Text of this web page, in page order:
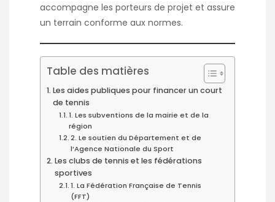
accompagne les porteurs de projet et assure
un terrain conforme aux normes.
Table des matières
Les aides publiques pour financer un court
de tennis
1. Les subventions de la mairie et de la
région
2. Le soutien du Département et de
l’Agence Nationale du Sport
Les clubs de tennis et les fédérations
sportives
1. La Fédération Française de Tennis
(FFT)